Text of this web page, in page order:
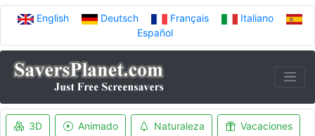
English Deutsch Français
Italiano
Español
3D Animado Naturaleza Vacaciones